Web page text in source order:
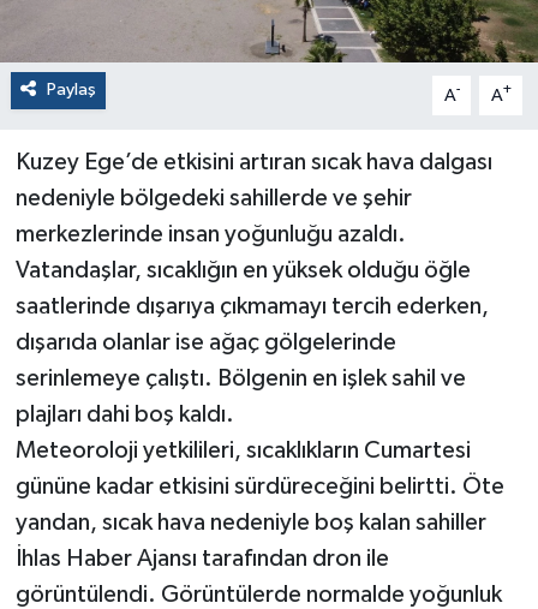
Paylaş A- A+
Kuzey Ege’de etkisini artıran sıcak hava dalgası
nedeniyle bölgedeki sahillerde ve şehir
merkezlerinde insan yoğunluğu azaldı.
Vatandaşlar, sıcaklığın en yüksek olduğu öğle
saatlerinde dışarıya çıkmamayı tercih ederken,
dışarıda olanlar ise ağaç gölgelerinde
serinlemeye çalıştı. Bölgenin en işlek sahil ve
plajları dahi boş kaldı.
Meteoroloji yetkilileri, sıcaklıkların Cumartesi
gününe kadar etkisini sürdüreceğini belirtti. Öte
yandan, sıcak hava nedeniyle boş kalan sahiller
İhlas Haber Ajansı tarafından dron ile
görüntülendi. Görüntülerde normalde yoğunluk